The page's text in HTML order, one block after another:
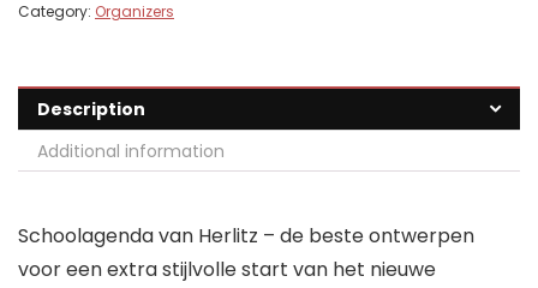
Category: Organizers
Description
Additional information
Schoolagenda van Herlitz – de beste ontwerpen
voor een extra stijlvolle start van het nieuwe